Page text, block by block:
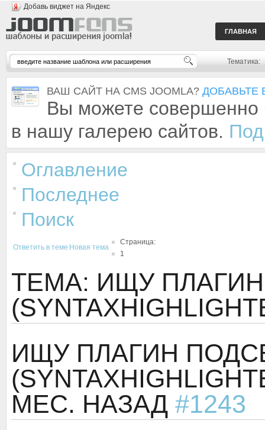
Добавь виджет на Яндекс
ГЛАВНАЯ
Тематика:
ВАШ САЙТ НА CMS JOOMLA? ДОБАВЬТЕ
Вы можете совершенно
в нашу галерею сайтов.
Оглавление
Последнее
Поиск
Ответить в теме Новая тема
Страница:
1
ТЕМА: ИЩУ
ИЩУ ПЛАГИН
МЕС. НАЗАД #1243